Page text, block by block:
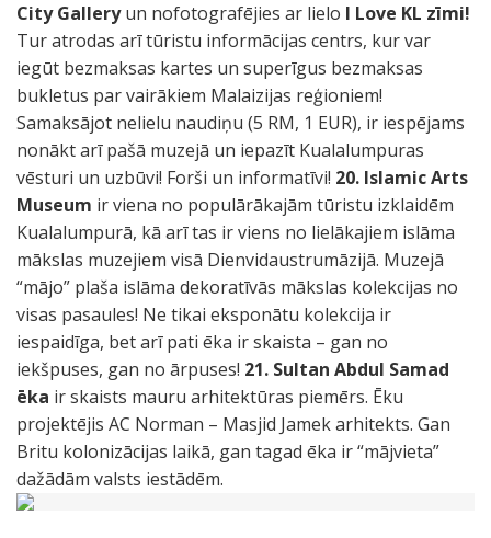
City Galleryun nofotografējies ar lielo I Love KL zīmi!
Tur atrodas arī tūristu informācijas centrs, kur var
iegūt bezmaksas kartes un superīgus bezmaksas
bukletus par vairākiem Malaizijas reģioniem!
Samaksājot nelielu naudiņu (5 RM, 1 EUR), ir iespējams
nonākt arī pašā muzejā un iepazīt Kualalumpuras
vēsturi un uzbūvi! Forši un informatīvi! 20. Islamic Arts
Museum ir viena no populārākajām tūristu izklaidēm
Kualalumpurā, kā arī tas ir viens no lielākajiem islāma
mākslas muzejiem visā Dienvidaustrumāzijā. Muzejā
“mājo” plaša islāma dekoratīvās mākslas kolekcijas no
visas pasaules! Ne tikai eksponātu kolekcija ir
iespaidīga, bet arī pati ēka ir skaista – gan no
iekšpuses, gan no ārpuses! 21. Sultan Abdul Samad
ēka ir skaists mauru arhitektūras piemērs. Ēku
projektējis AC Norman – Masjid Jamek arhitekts. Gan
Britu kolonizācijas laikā, gan tagad ēka ir “mājvieta”
dažādām valsts iestādēm.